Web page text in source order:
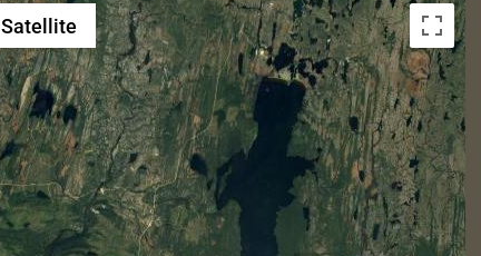
Satellite